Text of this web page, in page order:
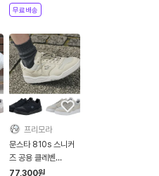
무료배송
프리모라
문스타 810s 스니커
즈 공용 클레벤
CLEVEN
77,300원